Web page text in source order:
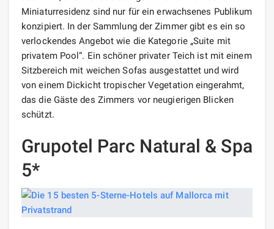
Miniaturresidenz sind nur für ein erwachsenes Publikum
konzipiert. In der Sammlung der Zimmer gibt es ein so
verlockendes Angebot wie die Kategorie „Suite mit
privatem Pool“. Ein schöner privater Teich ist mit einem
Sitzbereich mit weichen Sofas ausgestattet und wird
von einem Dickicht tropischer Vegetation eingerahmt,
das die Gäste des Zimmers vor neugierigen Blicken
schützt.
Grupotel Parc Natural & Spa
5*